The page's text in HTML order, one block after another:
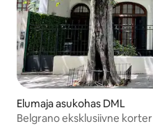
Elumaja asukohas DML
Belgrano eksklusiivne korter